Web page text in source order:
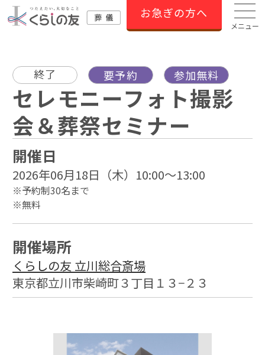
お急ぎの方へ
メニュー
終了 要予約 参加無料
セレモニーフォト撮影
会＆葬祭セミナー
開催日
2026年06月18日（木）10:00～13:00
※予約制30名まで
※無料
開催場所
くらしの友 立川総合斎場
東京都立川市柴崎町３丁目１３−２３